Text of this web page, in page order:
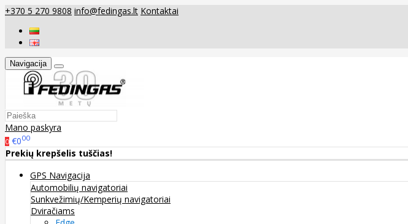
+370 5 270 9808 info@fedingas.lt Kontaktai
Navigacija
Mano paskyra
0 €000
Prekių krepšelis tuščias!
GPS Navigacija
Automobilių navigatoriai
Sunkvežimių/Kemperių navigatoriai
Dviračiams